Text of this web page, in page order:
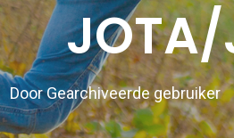
DoorGearchiveerde gebruiker